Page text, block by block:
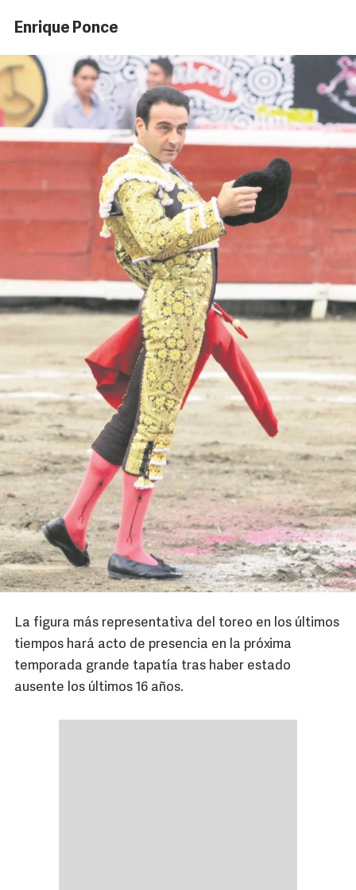
Enrique Ponce
La figura más representativa del toreo en los últimos
tiempos hará acto de presencia en la próxima
temporada grande tapatía tras haber estado
ausente los últimos 16 años.